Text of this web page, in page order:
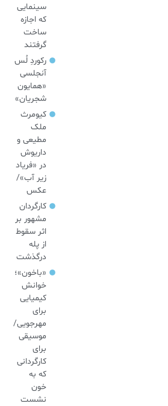
سینمایی
که اجازه
ساخت
گرفتند
رکوردِ لُس
آنجلسی
«همایون
شجریان»
کیومرث
ملک
مطیعی و
داریوش
در «فریاد
زیر آب»/
عکس
کارگردان
مشهور بر
اثر سقوط
از پله
درگذشت
«باخون»‌؛
خوانش
کیمیایی
برای
مهرجویی/
موسیقی
برای
کارگردانی
که به
خون
نشست